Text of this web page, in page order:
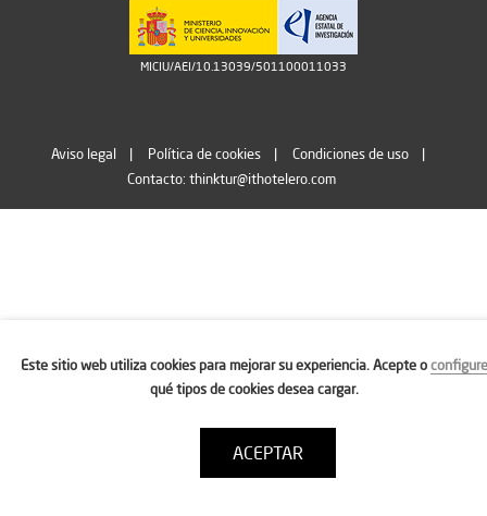
MICIU/AEI/10.13039/501100011033
Aviso legal Política de cookies
Condiciones de uso
Contacto: thinktur@ithotelero.com
Este sitio web utiliza cookies para mejorar su experiencia. Acepte oconfigure
qué tipos de cookies desea cargar.
ACEPTAR